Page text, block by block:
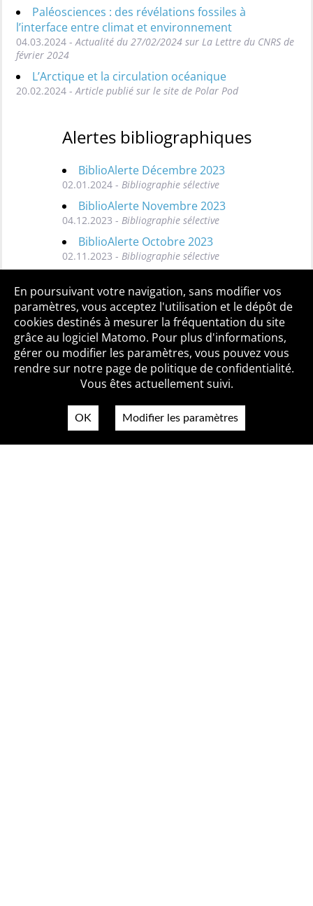
Paléosciences : des révélations fossiles à
l’interface entre climat et environnement
04.03.2024 - Actualité du 27/02/2024 sur La Lettre du CNRS de
février 2024
L’Arctique et la circulation océanique
20.02.2024 - Article publié sur le site de Polar Pod
Alertes bibliographiques
BiblioAlerte Décembre 2023
02.01.2024 - Bibliographie sélective
BiblioAlerte Novembre 2023
04.12.2023 - Bibliographie sélective
BiblioAlerte Octobre 2023
02.11.2023 - Bibliographie sélective
Toutes les BiblioAlertes
Qui sommes-nous ? Mentions légales
Accessibilité
Politique de confidentialité
Contact
En poursuivant votre navigation, sans modifier vos
paramètres, vous acceptez l'utilisation et le dépôt de
cookies destinés à mesurer la fréquentation du site
grâce au logiciel Matomo. Pour plus d'informations,
gérer ou modifier les paramètres, vous pouvez vous
rendre sur notre page de politique de confidentialité.
Vous êtes actuellement suivi.
OK Modifier les paramètres